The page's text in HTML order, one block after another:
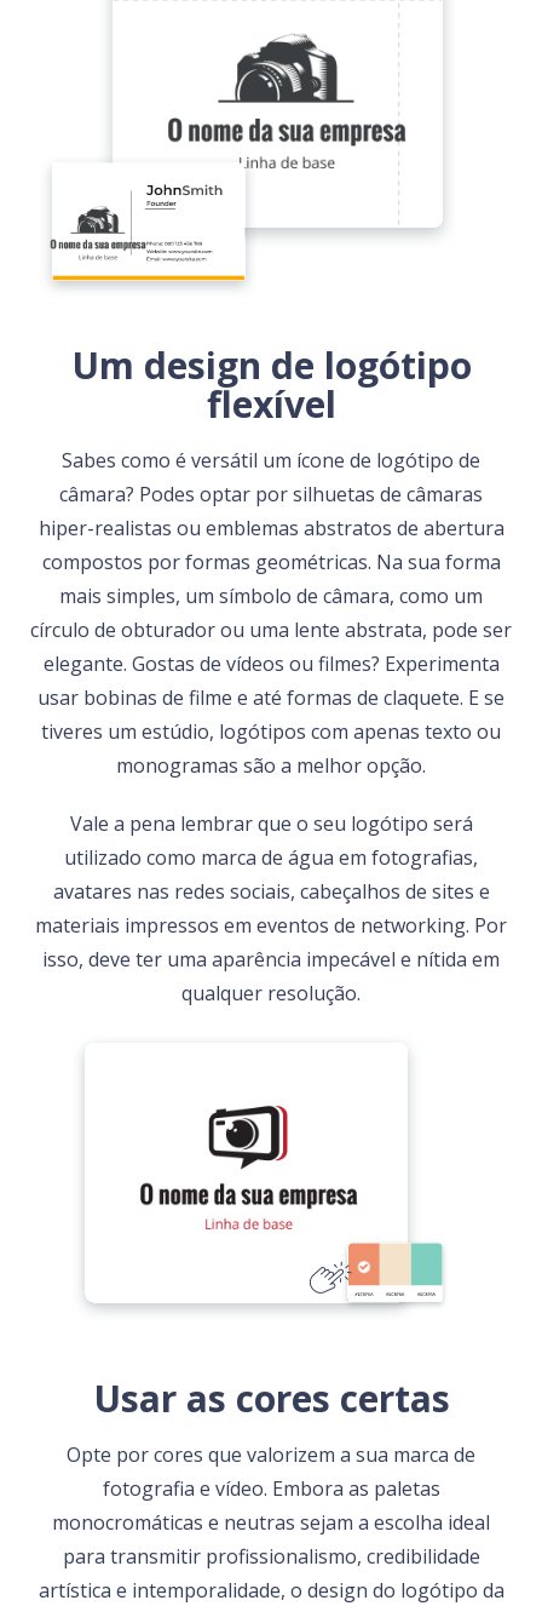
Um design de logótipo
flexível
Sabes como é versátil um ícone de logótipo de
câmara? Podes optar por silhuetas de câmaras
hiper-realistas ou emblemas abstratos de abertura
compostos por formas geométricas. Na sua forma
mais simples, um símbolo de câmara, como um
círculo de obturador ou uma lente abstrata, pode ser
elegante. Gostas de vídeos ou filmes? Experimenta
usar bobinas de filme e até formas de claquete. E se
tiveres um estúdio, logótipos com apenas texto ou
monogramas são a melhor opção.
Vale a pena lembrar que o seu logótipo será
utilizado como marca de água em fotografias,
avatares nas redes sociais, cabeçalhos de sites e
materiais impressos em eventos de networking. Por
isso, deve ter uma aparência impecável e nítida em
qualquer resolução.
Usar as cores certas
Opte por cores que valorizem a sua marca de
fotografia e vídeo. Embora as paletas
monocromáticas e neutras sejam a escolha ideal
para transmitir profissionalismo, credibilidade
artística e intemporalidade, o design do logótipo da